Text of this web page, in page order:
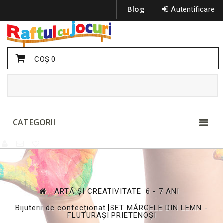
Autentificare
Blog
COŞ0
CATEGORII
>
ARTĂ ȘI CREATIVITATE
>
6 - 7 ANI
Bijuterii de confecționat SET MĂRGELE DIN LEMN -
FLUTURAȘI PRIETENOȘI